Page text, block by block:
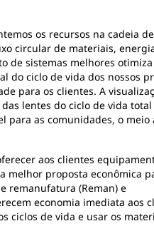
os recursos na cadeia
circular de materiais,
de sistemas melhores
do ciclo de vida dos nossos
para os clientes. A
lentes do ciclo de vida
para as comunidades, o meio
aos clientes
melhor proposta econômica
remanufatura (Reman) e
economia imediata aos
ciclos de vida e usar os